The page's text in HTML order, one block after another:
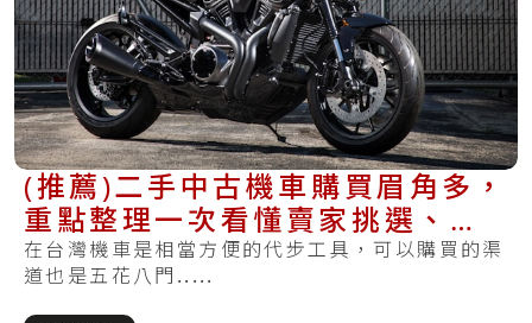
(推薦)二手中古機車購買眉角多，
重點整理一次看懂賣家挑選、驗
車與過戶重點
在台灣機車是相當方便的代步工具，可以購買的渠
道也是五花八門.....